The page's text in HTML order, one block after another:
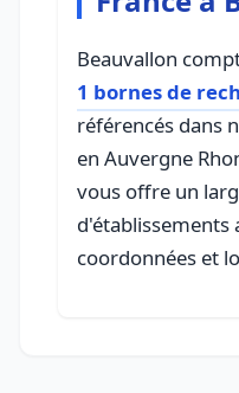
Beauvallon
1 bornes de
référencés dans
en Auvergne
vous offre un
d'établissements
coordonnées et